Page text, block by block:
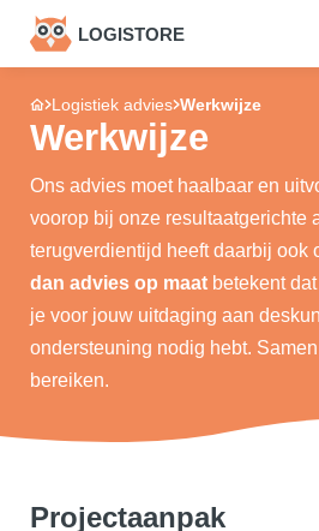
LOGISTORE
Logistiek advies Werkwijze
Werkwijze
Ons advies moet haalbaar en
voorop bij onze resultaatgerichte
terugverdientijd heeft daarbij ook
dan advies op maat betekent
je voor jouw uitdaging aan
ondersteuning nodig hebt.
bereiken.
Projectaanpak